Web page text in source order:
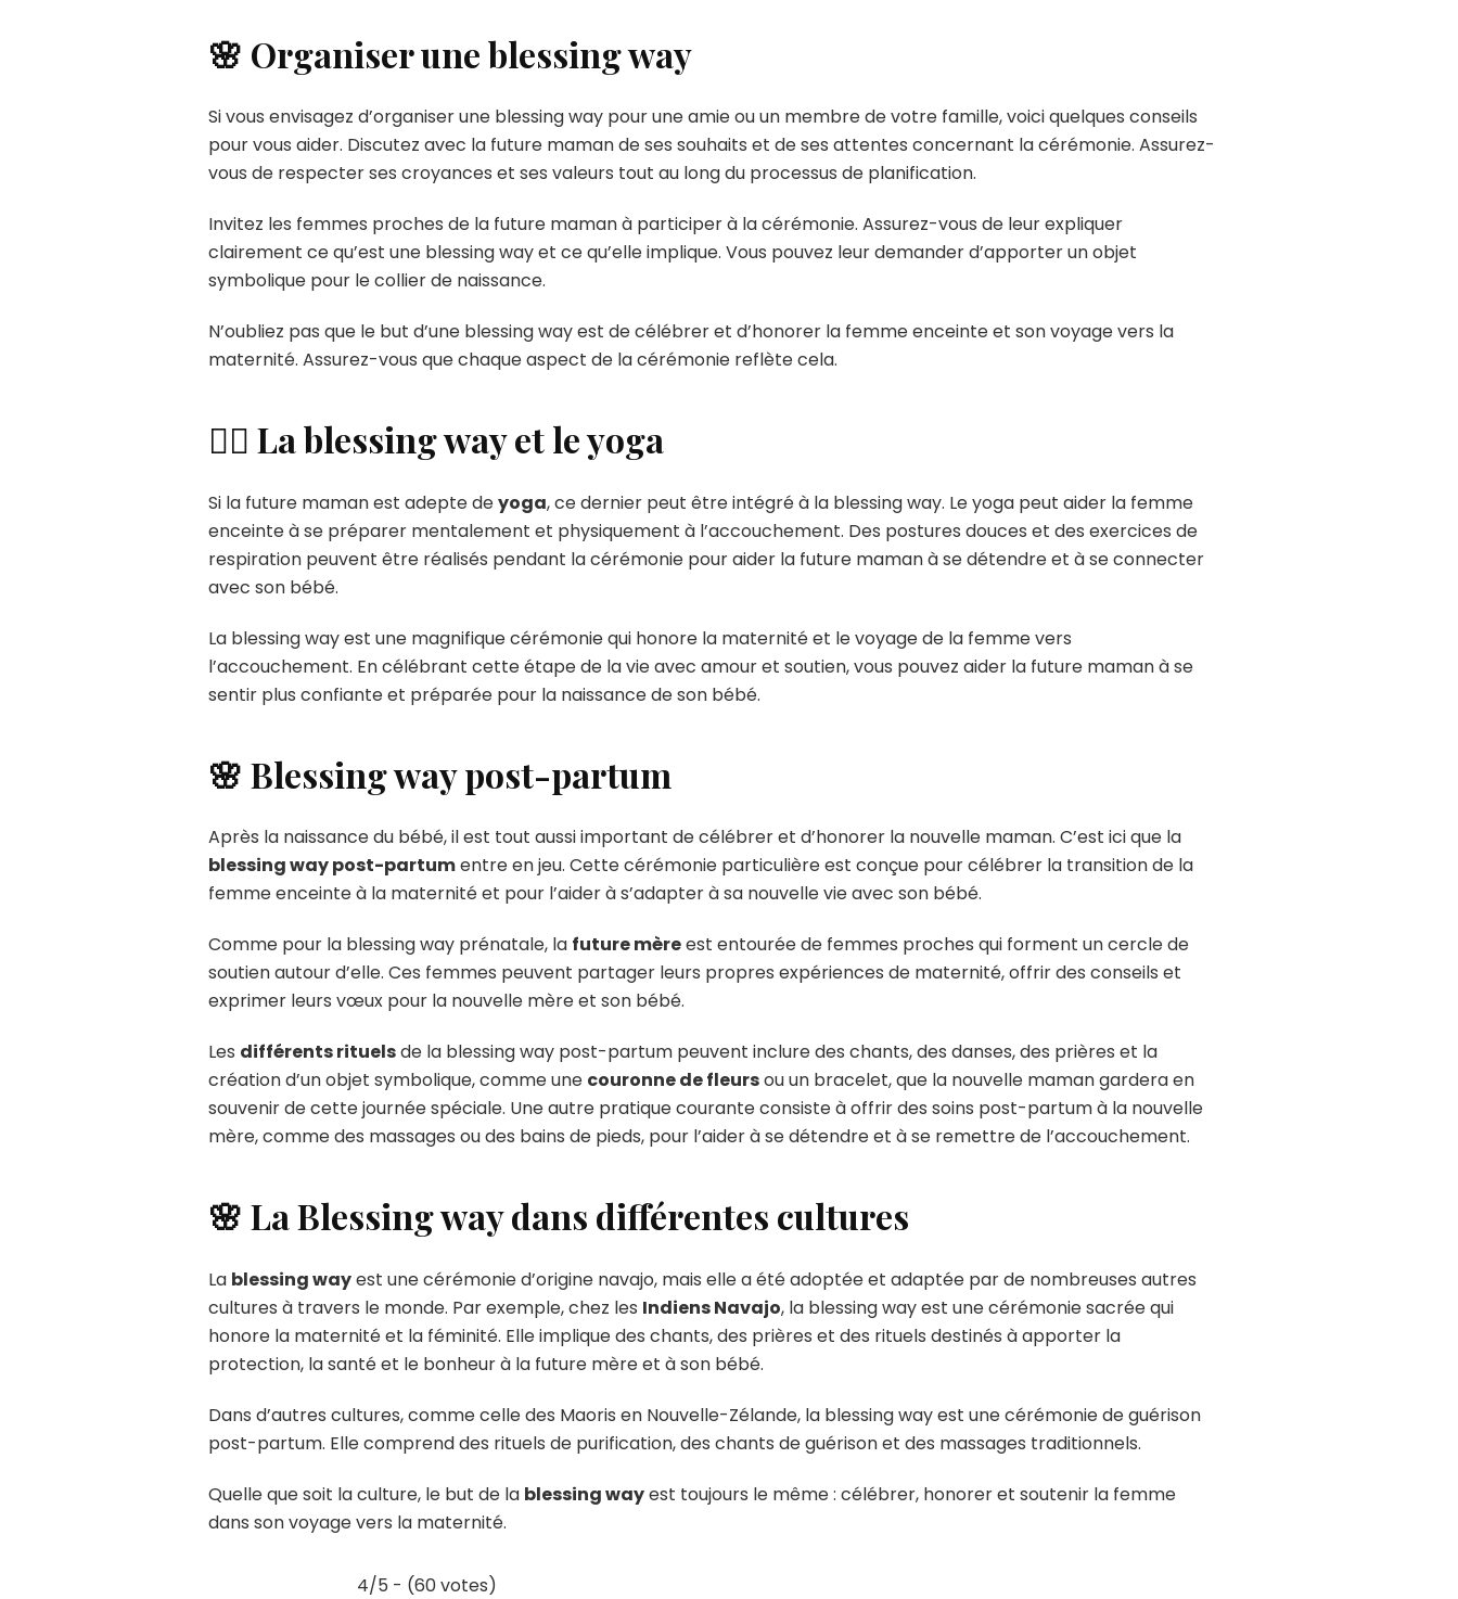
🌸 Organiser une blessing way
Si vous envisagez d’organiser une blessing way pour une amie ou un membre de votre famille, voici quelques conseils
pour vous aider. Discutez avec la future maman de ses souhaits et de ses attentes concernant la cérémonie. Assurez-
vous de respecter ses croyances et ses valeurs tout au long du processus de planification.
Invitez les femmes proches de la future maman à participer à la cérémonie. Assurez-vous de leur expliquer
clairement ce qu’est une blessing way et ce qu’elle implique. Vous pouvez leur demander d’apporter un objet
symbolique pour le collier de naissance.
N’oubliez pas que le but d’une blessing way est de célébrer et d’honorer la femme enceinte et son voyage vers la
maternité. Assurez-vous que chaque aspect de la cérémonie reflète cela.
🧘‍♀️ La blessing way et le yoga
Si la future maman est adepte deyoga, ce dernier peut être intégré à la blessing way. Le yoga peut aider la femme
enceinte à se préparer mentalement et physiquement à l’accouchement. Des postures douces et des exercices de
respiration peuvent être réalisés pendant la cérémonie pour aider la future maman à se détendre et à se connecter
avec son bébé.
La blessing way est une magnifique cérémonie qui honore la maternité et le voyage de la femme vers
l’accouchement. En célébrant cette étape de la vie avec amour et soutien, vous pouvez aider la future maman à se
sentir plus confiante et préparée pour la naissance de son bébé.
🌸 Blessing way post-partum
Après la naissance du bébé, il est tout aussi important de célébrer et d’honorer la nouvelle maman. C’est ici que la
blessing way post-partumentre en jeu. Cette cérémonie particulière est conçue pour célébrer la transition de la
femme enceinte à la maternité et pour l’aider à s’adapter à sa nouvelle vie avec son bébé.
Comme pour la blessing way prénatale, la future mèreest entourée de femmes proches qui forment un cercle de
soutien autour d’elle. Ces femmes peuvent partager leurs propres expériences de maternité, offrir des conseils et
exprimer leurs vœux pour la nouvelle mère et son bébé.
Les différents rituelsde la blessing way post-partum peuvent inclure des chants, des danses, des prières et la
création d’un objet symbolique, comme une couronne de fleursou un bracelet, que la nouvelle maman gardera en
souvenir de cette journée spéciale. Une autre pratique courante consiste à offrir des soins post-partum à la nouvelle
mère, comme des massages ou des bains de pieds, pour l’aider à se détendre et à se remettre de l’accouchement.
🌸 La Blessing way dans différentes cultures
La blessing wayest une cérémonie d’origine navajo, mais elle a été adoptée et adaptée par de nombreuses autres
cultures à travers le monde. Par exemple, chez les Indiens Navajo, la blessing way est une cérémonie sacrée qui
honore la maternité et la féminité. Elle implique des chants, des prières et des rituels destinés à apporter la
protection, la santé et le bonheur à la future mère et à son bébé.
Dans d’autres cultures, comme celle des Maoris en Nouvelle-Zélande, la blessing way est une cérémonie de guérison
post-partum. Elle comprend des rituels de purification, des chants de guérison et des massages traditionnels.
Quelle que soit la culture, le but de la blessing wayest toujours le même : célébrer, honorer et soutenir la femme
dans son voyage vers la maternité.
4/5 - (60 votes)